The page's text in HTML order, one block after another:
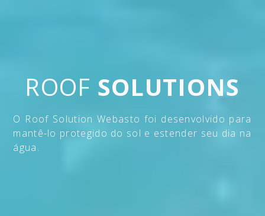
ROOF SOLUTIONS
O Roof Solution Webasto foi desenvolvido para
mantê-lo protegido do sol e estender seu dia na
água.